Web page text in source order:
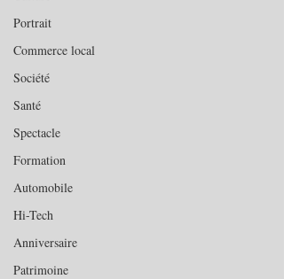
Portrait
Commerce local
Société
Santé
Spectacle
Formation
Automobile
Hi-Tech
Anniversaire
Patrimoine